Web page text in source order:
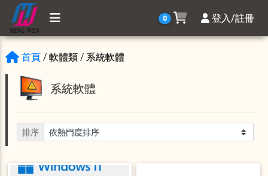
0 登入/註冊
首頁 / 軟體類 / 系統軟體
系統軟體
排序